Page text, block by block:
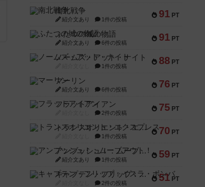
91 PT
南北戦争
紹介文あり 1件の投稿
91 PT
ふたつの城の物語
紹介文あり 6件の投稿
88 PT
ノームズ・アット・ナイト
1件の投稿
76 PT
マーリン
紹介文あり 6件の投稿
75 PT
フラットアイアン
2件の投稿
70 PT
トランスオリエント・エクスプレス
1件の投稿
59 PT
アンブッシュ！：ムーブアウト！
紹介文あり 1件の投稿
51 PT
キャプテン・フリップ：イスラ・ボンバ
2件の投稿